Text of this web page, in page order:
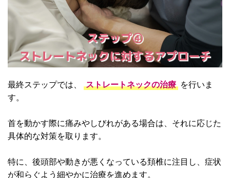
ステップ④
ストレートネックに対するアプローチ
最終ステップでは、 ストレートネックの治療 を行いま
す。
首を動かす際に痛みやしびれがある場合は、それに応じた
具体的な対策を取ります。
特に、後頭部や動きが悪くなっている頚椎に注目し、症状
が和らぐよう細やかに治療を進めます。